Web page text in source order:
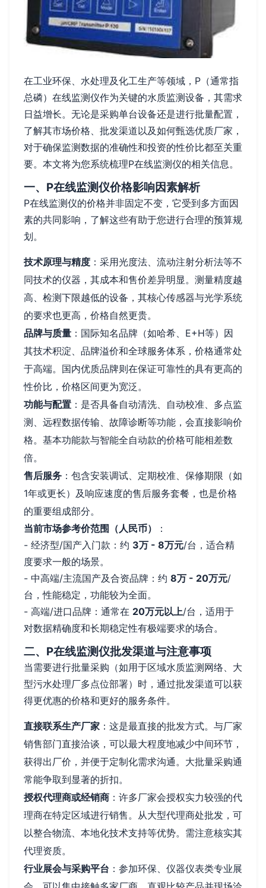
在工业环保、水处理及化工生产等领域，P（通常指
总磷）在线监测仪作为关键的水质监测设备，其需求
日益增长。无论是采购单台设备还是进行批量配置，
了解其市场价格、批发渠道以及如何甄选优质厂家，
对于确保监测数据的准确性和投资的性价比都至关重
要。本文将为您系统梳理P在线监测仪的相关信息。
一、P在线监测仪价格影响因素解析
P在线监测仪的价格并非固定不变，它受到多方面因
素的共同影响，了解这些有助于您进行合理的预算规
划。
技术原理与精度 ：采用光度法、流动注射分析法等不
同技术的仪器，其成本和售价差异明显。测量精度越
高、检测下限越低的设备，其核心传感器与光学系统
的要求也更高，价格自然更贵。
品牌与质量 ：国际知名品牌（如哈希、E+H等）因
其技术积淀、品牌溢价和全球服务体系，价格通常处
于高端。国内优质品牌则在保证可靠性的具有更高的
性价比，价格区间更为宽泛。
功能与配置 ：是否具备自动清洗、自动校准、多点监
测、远程数据传输、故障诊断等功能，会直接影响价
格。基本功能款与智能全自动款的价格可能相差数
倍。
售后服务 ：包含安装调试、定期校准、保修期限（如
1年或更长）及响应速度的售后服务套餐，也是价格
的重要组成部分。
当前市场参考价范围（人民币）
：
- 经济型/国产入门款：约 3万 - 8万元/台，适合精
度要求一般的场景。
- 中高端/主流国产及合资品牌：约 8万 - 20万元/
台，性能稳定，功能较为全面。
- 高端/进口品牌：通常在 20万元以上/台，适用于
对数据精确度和长期稳定性有极端要求的场合。
二、P在线监测仪批发渠道与注意事项
当需要进行批量采购（如用于区域水质监测网络、大
型污水处理厂多点位部署）时，通过批发渠道可以获
得更优惠的价格和更好的服务条件。
直接联系生产厂家 ：这是最直接的批发方式。与厂家
销售部门直接洽谈，可以最大程度地减少中间环节，
获得出厂价，并便于定制化需求沟通。大批量采购通
常能争取到显著的折扣。
授权代理商或经销商 ：许多厂家会授权实力较强的代
理商在特定区域进行销售。从大型代理商处批发，可
以整合物流、本地化技术支持等优势。需注意核实其
代理资质。
行业展会与采购平台 ：参加环保、仪器仪表类专业展